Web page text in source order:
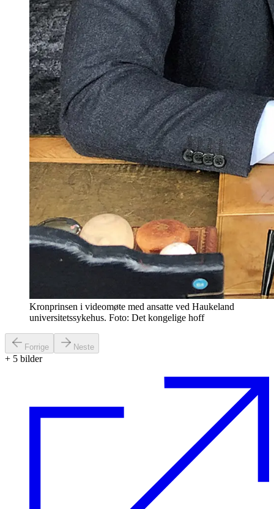
Kronprinsen i videomøte med ansatte ved Haukeland
universitetssykehus. Foto: Det kongelige hoff
Forrige Neste
+ 5 bilder